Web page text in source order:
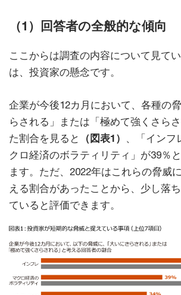
（1）回答者の全般的な傾向
ここからは調査の内容について見て
は、投資家の懸念です。
企業が今後12カ月において、各種の
らされる」または「極めて強くさら
た割合を見ると
（図表1） 、「インフ
クロ経済のボラティリティ」が39％
ます。ただ、2022年はこれらの脅威
える割合があったことから、少し落
ていると評価できます。